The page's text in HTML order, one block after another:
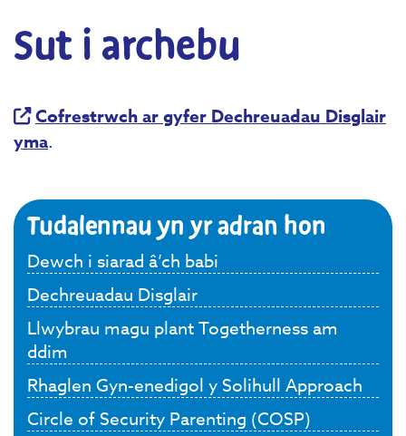
Sut i archebu
Cofrestrwch ar gyfer Dechreuadau Disglair
yma.
Tudalennau yn yr adran hon
Dewch i siarad â’ch babi
Dechreuadau Disglair
Llwybrau magu plant Togetherness am
ddim
Rhaglen Gyn-enedigol y Solihull Approach
Circle of Security Parenting (COSP)